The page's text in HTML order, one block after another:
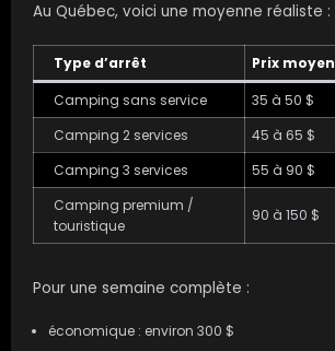
Au Québec, voici une moyenne réaliste :
Type d’arrêt
Prix moyen
Camping sans service
35 à 50 $
Camping 2 services
45 à 65 $
Camping 3 services
55 à 90 $
Camping premium /
touristique
90 à 150 $
Pour une semaine complète :
économique : environ 300 $